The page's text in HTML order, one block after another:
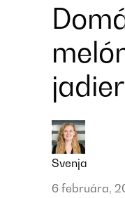
Svenja
6 februára,